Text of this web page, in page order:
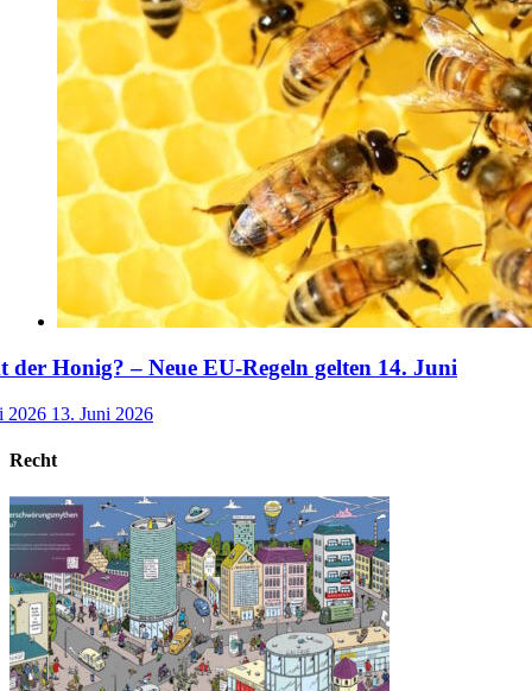
der Honig? – Neue EU-Regeln gelten 14. Juni
2026 13. Juni 2026
Recht